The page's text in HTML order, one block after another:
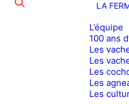
LA
L’équipe
100 ans
Les
Les
Les
Les
Les